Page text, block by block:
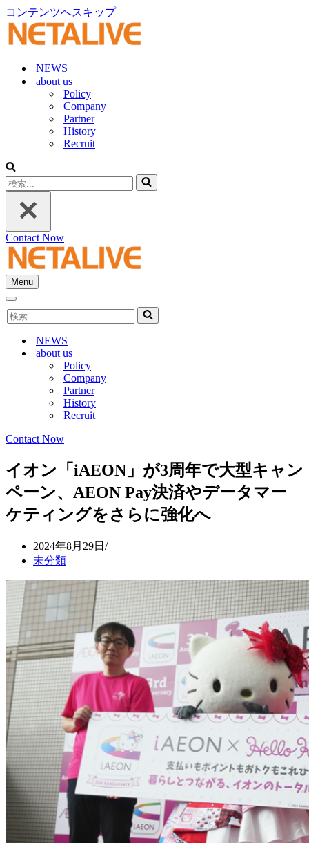
コンテンツへスキップ
NEWS
about us
Policy
Company
Partner
History
Recruit
検
索...
Contact Now
Menu
ナ
ゲ
シ
ョ
ナ
ビ
検
索...
NEWS
about us
Policy
Company
Partner
History
Recruit
Contact Now
イオン「iAEON」が3周年で大型キャン
ペーン、AEON Pay決済やデータマー
ケティングをさらに強化へ
2024年8月29日
未分類